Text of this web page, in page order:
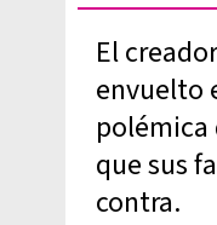
El
envuelto
polémica
que sus
contra.